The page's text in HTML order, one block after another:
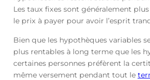
Les taux fixes sont généralement plus
le prix à payer pour avoir l’esprit
Bien que les hypothèques variables
plus rentables à long terme que les
certaines personnes préfèrent la
même versement pendant tout le